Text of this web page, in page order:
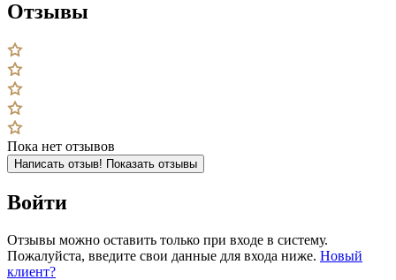
Отзывы
Пока нет отзывов
Написать отзыв! Показать отзывы
Войти
Отзывы можно оставить только при входе в систему.
Пожалуйста, введите свои данные для входа ниже. Новый
клиент?